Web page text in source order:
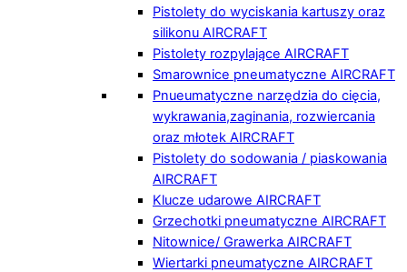
Pistolety do wyciskania kartuszy oraz
silikonu AIRCRAFT
Pistolety rozpylające AIRCRAFT
Smarownice pneumatyczne AIRCRAFT
Pnueumatyczne narzędzia do cięcia,
wykrawania,zaginania, rozwiercania
oraz młotek AIRCRAFT
Pistolety do sodowania / piaskowania
AIRCRAFT
Klucze udarowe AIRCRAFT
Grzechotki pneumatyczne AIRCRAFT
Nitownice/ Grawerka AIRCRAFT
Wiertarki pneumatyczne AIRCRAFT